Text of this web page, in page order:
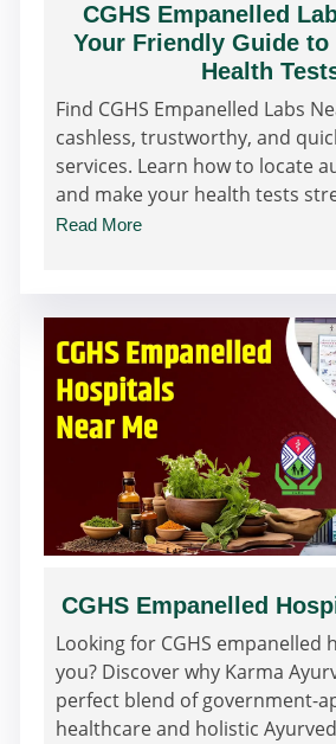
CGHS Empanelled
Your Friendly Guide to
Health
Find CGHS Empanelled Labs
cashless, trustworthy, and
services. Learn how to locate
and make your health tests
Read More
CGHS Empanelled
Looking for CGHS empanelled
you? Discover why Karma
perfect blend of government-
healthcare and holistic